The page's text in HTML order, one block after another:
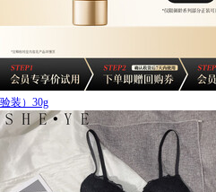
验装）30g